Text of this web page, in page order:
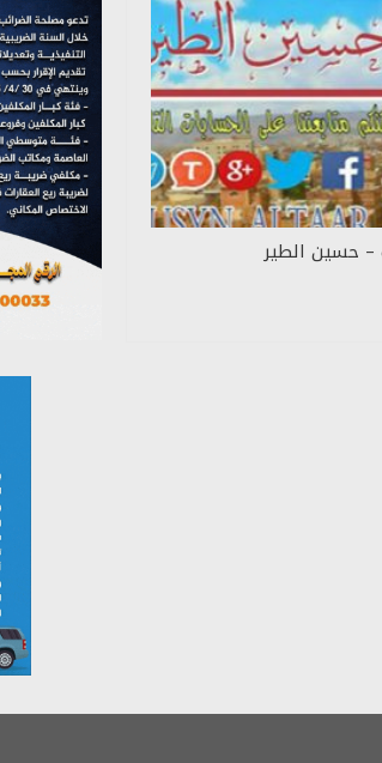
– حسين الطير
تستمعون
يوليو 28, 2026
مؤتمر
العدوان
يوليو 27, 2026
تستمعون
يوليو 26, 2026